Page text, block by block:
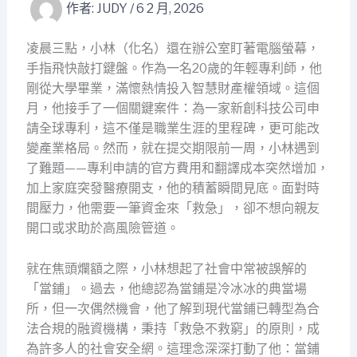
作者: JUDY /6 2 月, 2026
凌晨三點，小林（化名）還在辦公室盯著電腦螢幕，
手指飛快敲打鍵盤。作為一名20歲的年輕專利師，他
剛從大學畢業，滿懷熱情投入智慧財產權領域。這個
月，他接手了一個關鍵案件：為一家新創科技公司申
請全球專利，這不僅是職業生涯的里程碑，更可能改
變產業格局。然而，就在提交期限前一周，小林遇到
了難題——專利申請的官方費用和翻譯成本突然增加，
加上家庭突發醫療開支，他的積蓄瞬間見底。面對時
間壓力，他需要一筆資金來「救急」，卻不想向親友
開口或求助於高風險管道。
就在焦頭爛額之際，小林想起了社會中常被誤解的
「當鋪」。過去，他總認為當鋪是冷冰冰的典當場
所，但一次偶然機會，他了解到現代當鋪已轉型為合
法合規的融資機構，秉持「救急不救窮」的原則，成
為許多人的社會安全網。這理念深深打動了他：當鋪